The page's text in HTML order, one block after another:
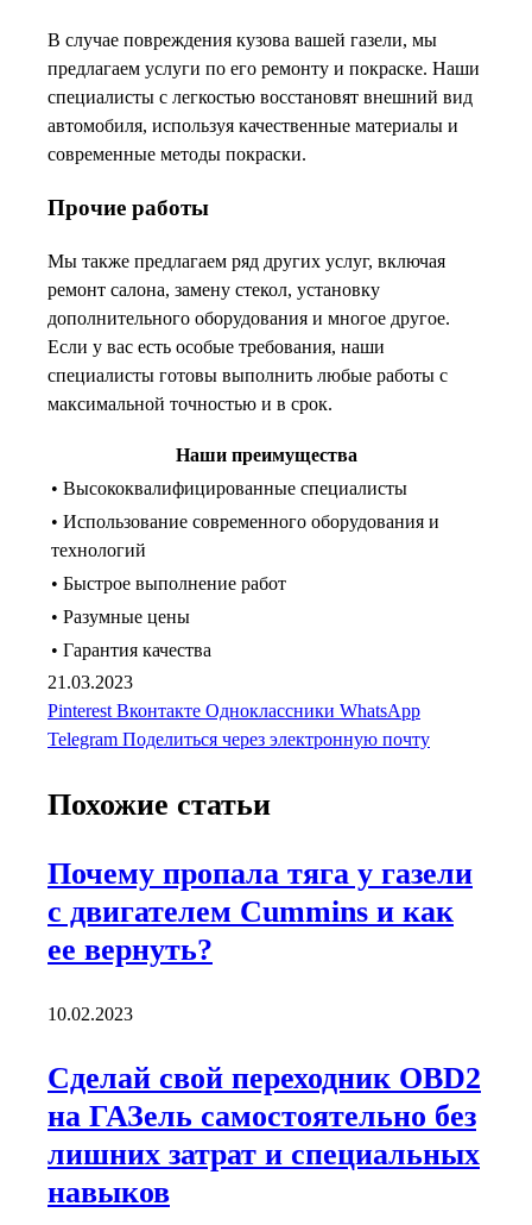
В случае повреждения кузова вашей газели, мы
предлагаем услуги по его ремонту и покраске. Наши
специалисты с легкостью восстановят внешний вид
автомобиля, используя качественные материалы и
современные методы покраски.
Прочие работы
Мы также предлагаем ряд других услуг, включая
ремонт салона, замену стекол, установку
дополнительного оборудования и многое другое.
Если у вас есть особые требования, наши
специалисты готовы выполнить любые работы с
максимальной точностью и в срок.
Наши преимущества
• Высококвалифицированные специалисты
• Использование современного оборудования и
технологий
• Быстрое выполнение работ
• Разумные цены
• Гарантия качества
21.03.2023
Pinterest Вконтакте Одноклассники WhatsApp
Telegram Поделиться через электронную почту
Похожие статьи
Почему пропала тяга у газели
с двигателем Cummins и как
ее вернуть?
10.02.2023
Сделай свой переходник OBD2
на ГАЗель самостоятельно без
лишних затрат и специальных
навыков